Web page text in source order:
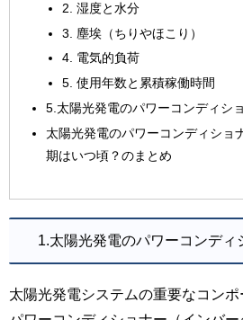
2. 湿度と水分
3. 塵埃（ちりやほこり）
4. 電気的負荷
5. 使用年数と累積稼働時間
5.太陽光発電のパワーコンディシ
太陽光発電のパワーコンディショ
期はいつ頃？のまとめ
1.太陽光発電のパワーコンディ
太陽光発電システムの重要なコン